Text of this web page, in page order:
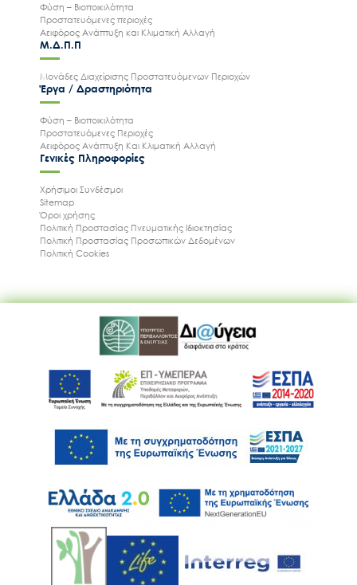
Φύση – Βιοποικιλότητα
Προστατευόμενες περιοχές
Αειφόρος Ανάπτυξη και Κλιματική Αλλαγή
Μ.Δ.Π.Π
Μονάδες Διαχείρισης Προστατευόμενων Περιοχών
Έργα / Δραστηριότητα
Φύση – Βιοποικιλότητα
Προστατευόμενες Περιοχές
Αειφόρος Ανάπτυξη Και Κλιματική Αλλαγή
Γενικές Πληροφορίες
Χρήσιμοι Συνδέσμοι
Sitemap
Όροι χρήσης
Πολιτική Προστασίας Πνευματικής Ιδιοκτησίας
Πολιτική Προστασίας Προσωπικών Δεδομένων
Πολιτική Cookies